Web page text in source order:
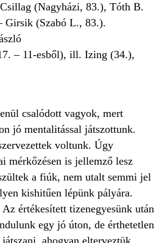
(Nagyházi, 83.), Tóth B.
Girsik (Szabó L., 83.).
– 11-esből), ill. Izing (34.),
csalódott vagyok, mert
jó mentalitással játszottunk.
voltunk. Úgy
mérkőzésen is jellemző lesz
a fiúk, nem utalt semmi jel
kishitűen lépünk pályára.
értékesített tizenegyesünk után
egy jó úton, de érthetetlen
ahogyan elterveztük,